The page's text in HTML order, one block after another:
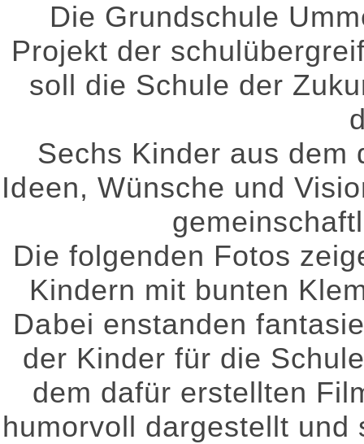
Die Grundschule
Projekt der
soll die Schule der
Sechs Kinder aus dem
Ideen, Wünsche und
Die folgenden Fotos
Kindern mit bunten
Dabei enstanden
der Kinder für die
dem dafür erstellten
humorvoll dargestellt